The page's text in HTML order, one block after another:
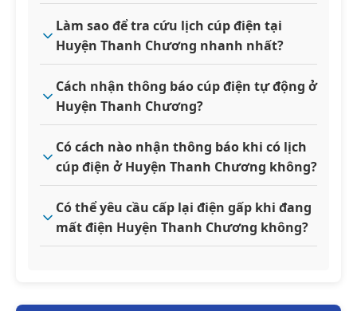
Làm sao để tra cứu lịch cúp điện tại
Huyện Thanh Chương nhanh nhất?
Cách nhận thông báo cúp điện tự động ở
Huyện Thanh Chương?
Có cách nào nhận thông báo khi có lịch
cúp điện ở Huyện Thanh Chương không?
Có thể yêu cầu cấp lại điện gấp khi đang
mất điện Huyện Thanh Chương không?